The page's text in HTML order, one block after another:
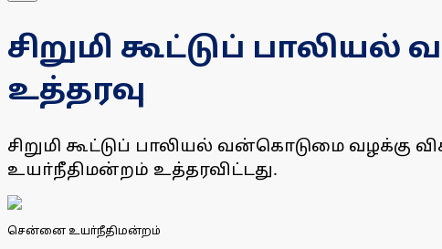
சிறுமி கூட்டுப்
உத்தரவு
சிறுமி கூட்டுப் பாலியல் வன்கொடுமை
உயா்நீதிமன்றம் உத்தரவிட்டது.
சென்னை உயா்நீதிமன்றம்